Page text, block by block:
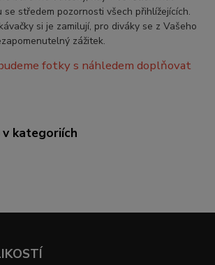
se středem pozornosti všech přihlížejících.
si je zamilují, pro diváky se z Vašeho
zážitek.
fotky s náhledem doplňovat
kategoriích